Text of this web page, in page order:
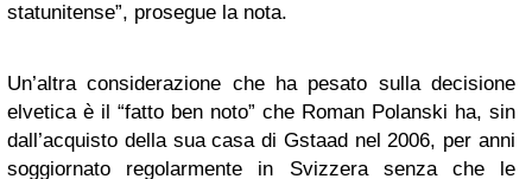
statunitense”, prosegue la nota.
Un’altra considerazione che ha pesato sulla decisione
elvetica è il “fatto ben noto” che Roman Polanski ha, sin
dall’acquisto della sua casa di Gstaad nel 2006, per anni
soggiornato regolarmente in Svizzera senza che le